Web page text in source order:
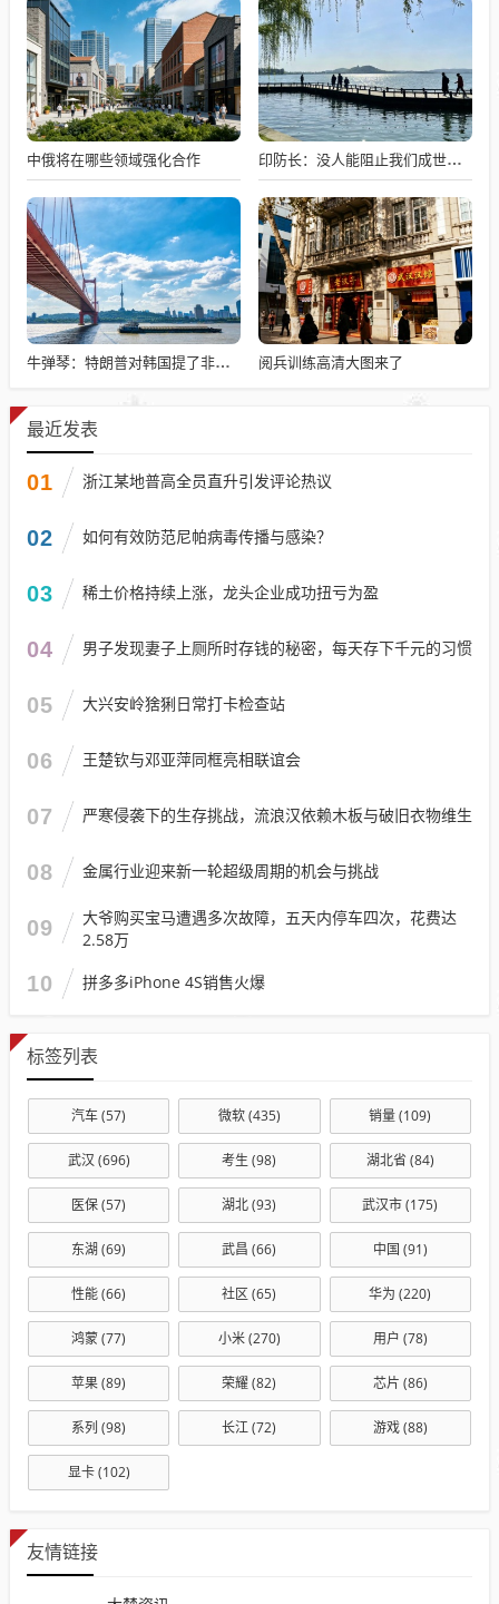
中俄将在哪些领域强化合作 印防长：没人能阻止我们成世界强国
牛弹琴：特朗普对韩国提了非分要求 阅兵训练高清大图来了
最近发表
01 浙江某地普高全员直升引发评论热议
02 如何有效防范尼帕病毒传播与感染？
03 稀土价格持续上涨，龙头企业成功扭亏为盈
04 男子发现妻子上厕所时存钱的秘密，每天存下千元的习惯
05 大兴安岭猞猁日常打卡检查站
06 王楚钦与邓亚萍同框亮相联谊会
07 严寒侵袭下的生存挑战，流浪汉依赖木板与破旧衣物维生
08 金属行业迎来新一轮超级周期的机会与挑战
09
大爷购买宝马遭遇多次故障，五天内停车四次，花费达
2.58万
10 拼多多iPhone 4S销售火爆
标签列表
汽车(57) 微软(435) 销量(109)
武汉 (696) 考生 (98) 湖北省 (84)
医保(57) 湖北(93) 武汉市(175)
东湖 (69) 武昌 (66) 中国 (91)
性能(66) 社区 (65) 华为 (220)
鸿蒙(77) 小米(270) 用户 (78)
苹果(89) 荣耀(82) 芯片 (86)
系列 (98) 长江(72) 游戏(88)
显卡(102)
友情链接